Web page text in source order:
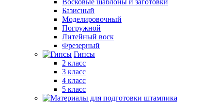
Восковые шаблоны и заготовки
Базисный
Моделировочный
Погружной
Литейный воск
Фрезерный
Гипсы
2 класс
3 класс
4 класс
5 класс